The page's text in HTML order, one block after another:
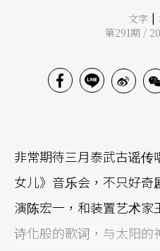
文字 |
第291期 /
非常期待三月泰武古谣
女儿》音乐会，不只好
演陈宏一，和装置艺术
诗化般的歌词，与太阳的